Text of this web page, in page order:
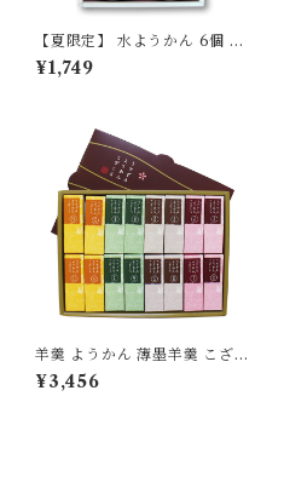
【夏限定】 水ようかん 6個 セ
ット 【季節限定/期間限定】
¥1,749
羊羹 ようかん 薄墨羊羹 こざく
ら 16個入 ひとくち 一口 ミニ
和菓子 デザート ご贈答 ギフト
¥3,456